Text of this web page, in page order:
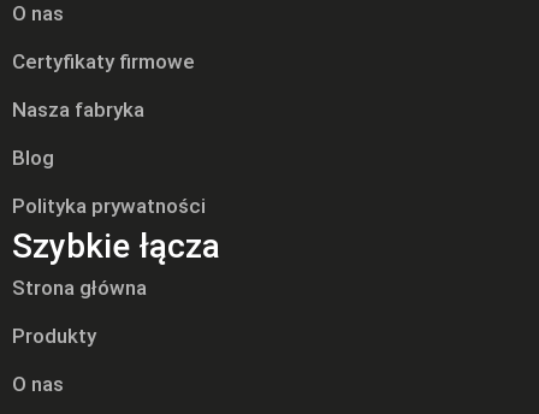
O nas
Certyfikaty firmowe
Nasza fabryka
Blog
Polityka prywatności
Szybkie łącza
Strona główna
Produkty
O nas